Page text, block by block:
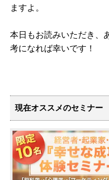
ますよ。
本日もお読みいただき、
考になれば幸いです！
現在オススメのセミナー